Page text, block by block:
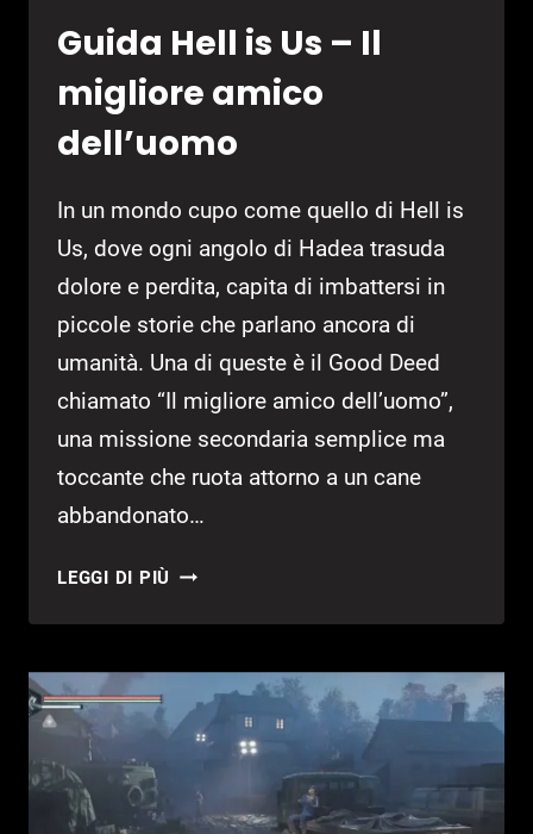
Guida Hell is Us – Il
migliore amico
dell’uomo
In un mondo cupo come quello di Hell is
Us, dove ogni angolo di Hadea trasuda
dolore e perdita, capita di imbattersi in
piccole storie che parlano ancora di
umanità. Una di queste è il Good Deed
chiamato “Il migliore amico dell’uomo”,
una missione secondaria semplice ma
toccante che ruota attorno a un cane
abbandonato…
LEGGI DI PIÙ GUIDA
IS
IL
MIGLIORE
DELL’UOMO